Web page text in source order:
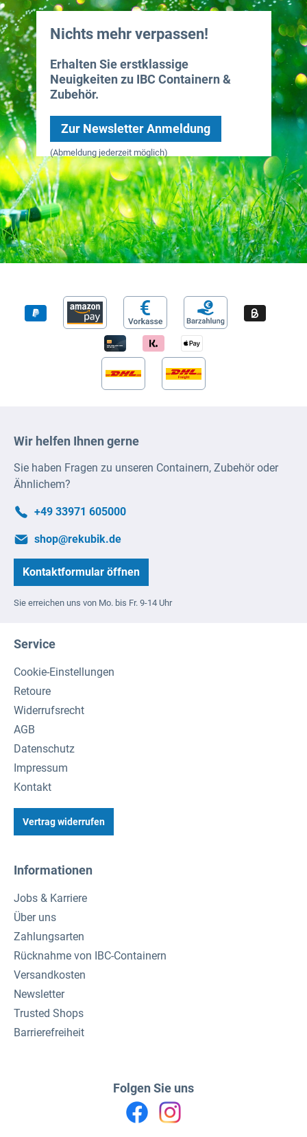
Nichts mehr verpassen!
Erhalten Sie erstklassige
Neuigkeiten zu IBC Containern &
Zubehör.
Zur Newsletter Anmeldung
(Abmeldung jederzeit möglich)
Wir helfen Ihnen gerne
Sie haben Fragen zu unseren Containern, Zubehör oder
Ähnlichem?
+49 33971 605000
shop@rekubik.de
Kontaktformular öffnen
Sie erreichen uns von Mo. bis Fr. 9-14 Uhr
Service
Cookie-Einstellungen
Retoure
Widerrufsrecht
AGB
Datenschutz
Impressum
Kontakt
Vertrag widerrufen
Informationen
Jobs & Karriere
Über uns
Zahlungsarten
Rücknahme von IBC-Containern
Versandkosten
Newsletter
Trusted Shops
Barrierefreiheit
Folgen Sie uns